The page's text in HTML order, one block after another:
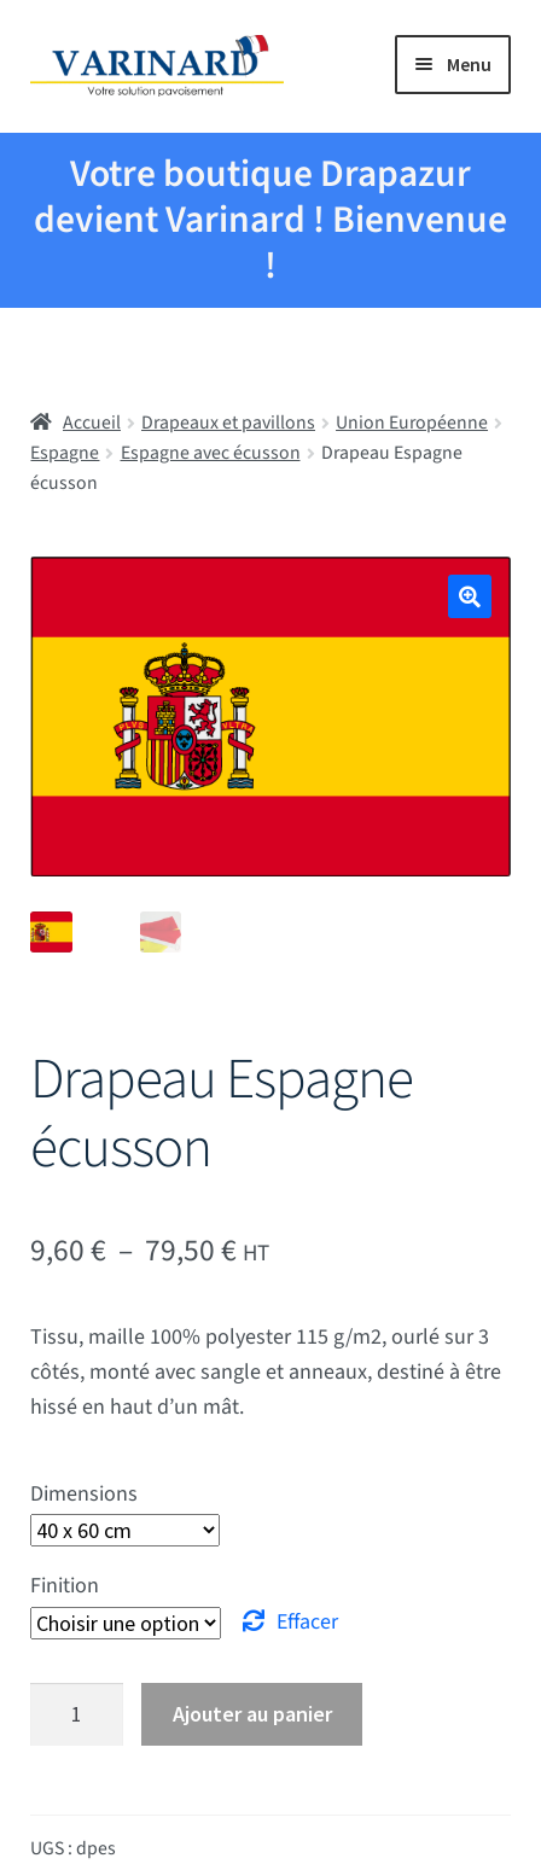
Aller à la navigation
Aller au contenu Menu
Tous les produits
Drapeaux et pavillons
Écoles
Votre boutique Drapazur
devient Varinard ! Bienvenue
!
Accueil Drapeaux et pavillons
Union Européenne
Espagne
Espagne avec écusson
Drapeau Espagne
écusson
🔍
Drapeau Espagne
écusson
9,60€ – 79,50€Plage de prix : 9,60 € à
HT
Tissu, maille 100% polyester 115 g/m2, ourlé sur 3
côtés, monté avec sangle et anneaux, destiné à être
hissé en haut d’un mât.
Dimensions
Finition
Effacer
quantité de Drapeau Espagne écusson
Ajouter au panier
UGS :dpes